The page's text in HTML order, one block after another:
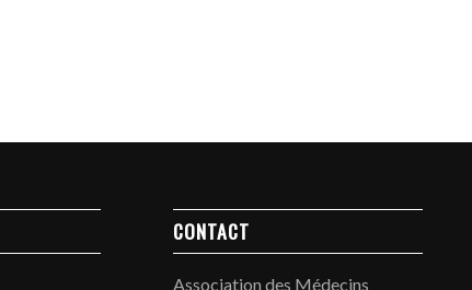
CONTACT
Association des Médecins